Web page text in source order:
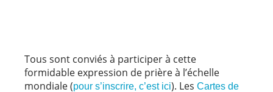
Tous sont conviés à participer à cette
formidable expression de prière à l’échelle
mondiale (pour s’inscrire, c’est ici). Les Cartes de